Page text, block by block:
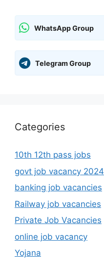
WhatsApp Group
Telegram Group
Categories
10th 12th pass jobs
govt job vacancy 2024
banking job vacancies
Railway job vacancies
Private Job Vacancies
online job vacancy
Yojana